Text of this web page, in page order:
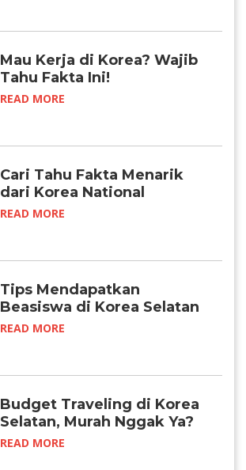
Mau Kerja di Korea? Wajib
Tahu Fakta Ini!
READ MORE
Cari Tahu Fakta Menarik
dari Korea National
Foundation Day
READ MORE
Tips Mendapatkan
Beasiswa di Korea Selatan
Tahun 2024
READ MORE
Budget Traveling di Korea
Selatan, Murah Nggak Ya?
READ MORE